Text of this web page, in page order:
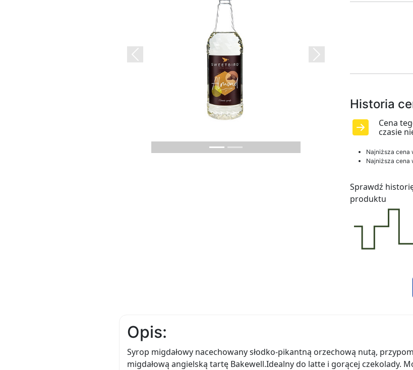
Previous Next
Historia
Cena
czasie
Najniższa cena
Najniższa cena
Sprawdź
produktu
Opis:
Syrop migdałowy nacechowany słodko-pikantną orzechową nutą,
migdałową angielską tartę Bakewell.Idealny do latte i gorącej czekolady.